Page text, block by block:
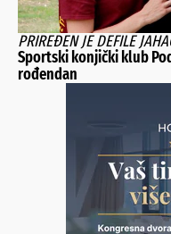
PRIREĐEN JE DEFILE
Sportski konjički klub
rođendan